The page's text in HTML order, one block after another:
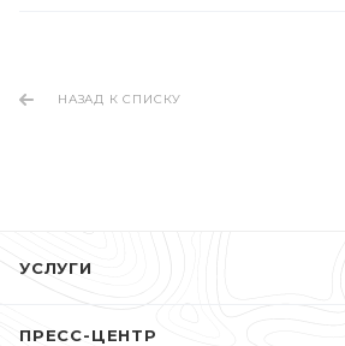
НАЗАД К СПИСКУ
УСЛУГИ
ПРЕСС-ЦЕНТР